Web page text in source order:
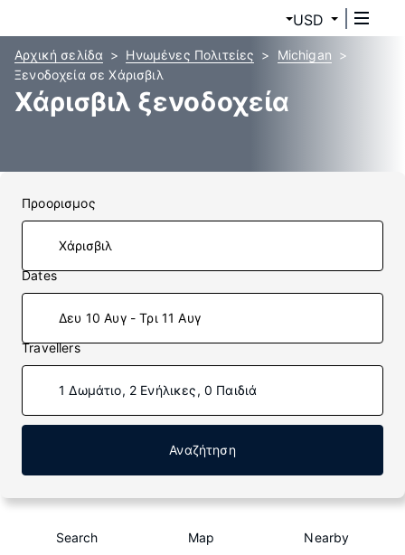
USD
Αρχική σελίδα Ηνωμένες Πολιτείες
Michigan
Ξενοδοχεία σε Χάρισβιλ
Χάρισβιλ ξενοδοχεία
Προορισμος
Dates
Δευ 10 Αυγ - Τρι 11 Αυγ
Travellers
1 Δωμάτιο, 2 Ενήλικες, 0 Παιδιά
Αναζήτηση
Search Map Nearby